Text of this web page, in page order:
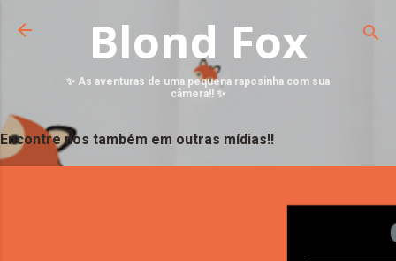
Blond Fox
✨ As aventuras de uma pequena raposinha com sua
câmera!! ✨
Encontre nos também em outras mídias!!